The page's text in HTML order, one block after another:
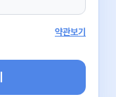
약관보기